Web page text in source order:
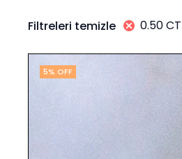
Filtreleri temizle 0.50 CT
5% OFF